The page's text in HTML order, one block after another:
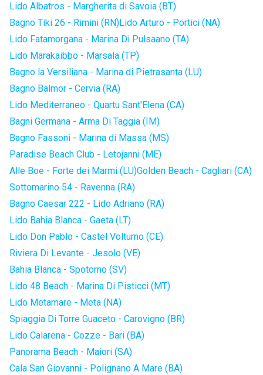
Lido Albatros - Margherita di Savoia (BT)
Bagno Tiki 26 - Rimini (RN)Lido Arturo - Portici (NA)
Lido Fatamorgana - Marina Di Pulsaano (TA)
Lido Marakaibbo - Marsala (TP)
Bagno la Versiliana - Marina di Pietrasanta (LU)
Bagno Balmor - Cervia (RA)
Lido Mediterraneo - Quartu Sant'Elena (CA)
Bagni Germana - Arma Di Taggia (IM)
Bagno Fassoni - Marina di Massa (MS)
Paradise Beach Club - Letojanni (ME)
Alle Boe - Forte dei Marmi (LU)Golden Beach - Cagliari (CA)
Sottomarino 54 - Ravenna (RA)
Bagno Caesar 222 - Lido Adriano (RA)
Lido Bahia Blanca - Gaeta (LT)
Lido Don Pablo - Castel Volturno (CE)
Riviera Di Levante - Jesolo (VE)
Bahia Blanca - Spotorno (SV)
Lido 48 Beach - Marina Di Pisticci (MT)
Lido Metamare - Meta (NA)
Spiaggia Di Torre Guaceto - Carovigno (BR)
Lido Calarena - Cozze - Bari (BA)
Panorama Beach - Maiori (SA)
Cala San Giovanni - Polignano A Mare (BA)